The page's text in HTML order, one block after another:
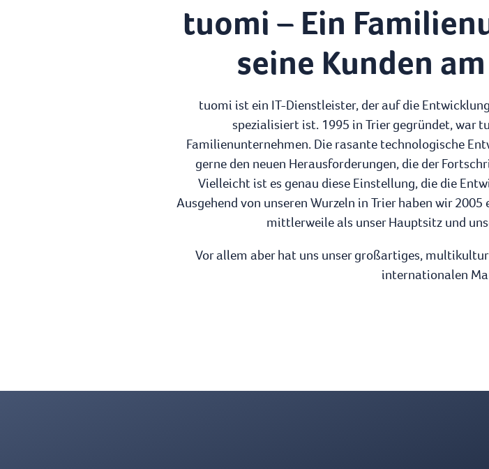
tuomi – Ein
seine Kunden
tuomi ist ein IT-Dienstleister, der auf die
spezialisiert ist. 1995 in Trier gegründet, war
Familienunternehmen. Die rasante technologische
gerne den neuen Herausforderungen, die der
Vielleicht ist es genau diese Einstellung, die die
Ausgehend von unseren Wurzeln in Trier haben wir
mittlerweile als unser Hauptsitz und
Vor allem aber hat uns unser großartiges,
internationalen